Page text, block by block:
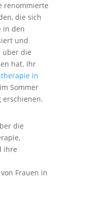
renommierte
die sich
in den
und
über die
hat. Ihr
in
Sommer
erschienen.
die
ihre
Frauen in